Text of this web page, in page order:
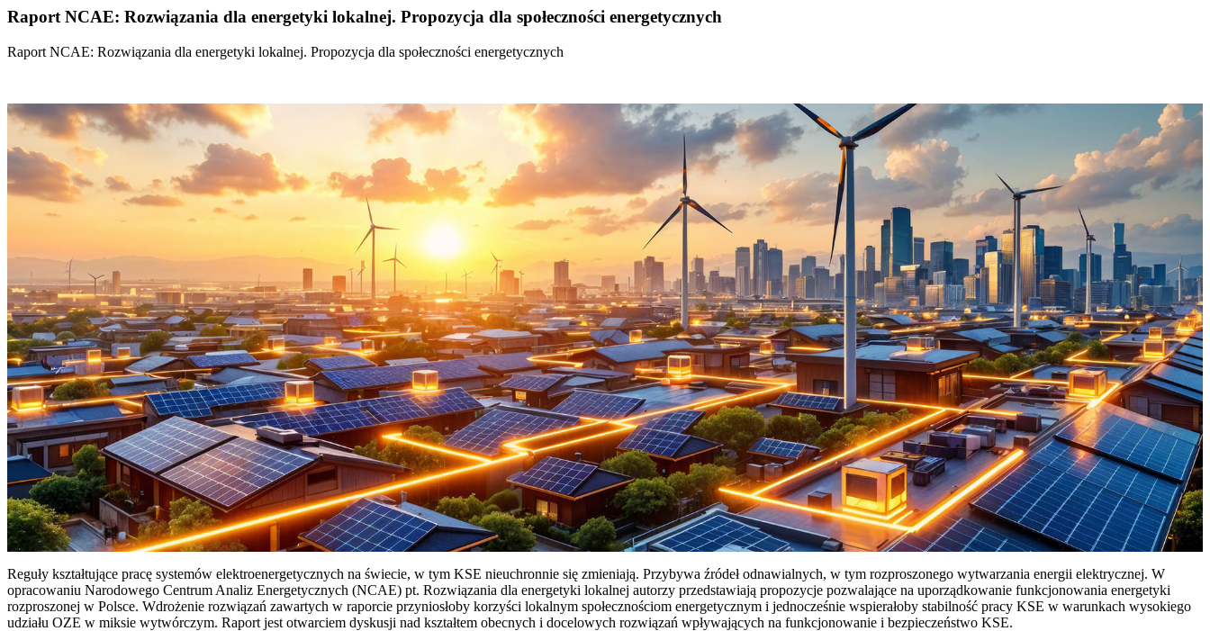
Raport NCAE: Rozwiązania dla energetyki lokalnej. Propozycja dla społeczności energetycznych
Raport NCAE: Rozwiązania dla energetyki lokalnej. Propozycja dla społeczności energetycznych
Reguły kształtujące pracę systemów elektroenergetycznych na świecie, w tym KSE nieuchronnie się zmieniają. Przybywa źródeł odnawialnych, w tym rozproszonego wytwarzania energii elektrycznej. W
opracowaniu Narodowego Centrum Analiz Energetycznych (NCAE) pt. Rozwiązania dla energetyki lokalnej autorzy przedstawiają propozycje pozwalające na uporządkowanie funkcjonowania energetyki
rozproszonej w Polsce. Wdrożenie rozwiązań zawartych w raporcie przyniosłoby korzyści lokalnym społecznościom energetycznym i jednocześnie wspierałoby stabilność pracy KSE w warunkach wysokiego
udziału OZE w miksie wytwórczym. Raport jest otwarciem dyskusji nad kształtem obecnych i docelowych rozwiązań wpływających na funkcjonowanie i bezpieczeństwo KSE.